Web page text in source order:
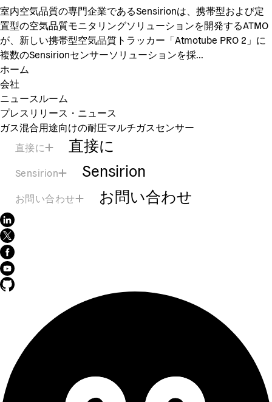
室内空気品質の専門企業であるSensirionは、携帯型および定
置型の空気品質モニタリングソリューションを開発するATMO
が、新しい携帯型空気品質トラッカー「Atmotube PRO 2」に
複数のSensirionセンサーソリューションを採...
ホーム
会社
ニュースルーム
プレスリリース・ニュース
ガス混合用途向けの耐圧マルチガスセンサー
直接に
直接に
Sensirion Sensirion
お問い合わせ お問い合わせ